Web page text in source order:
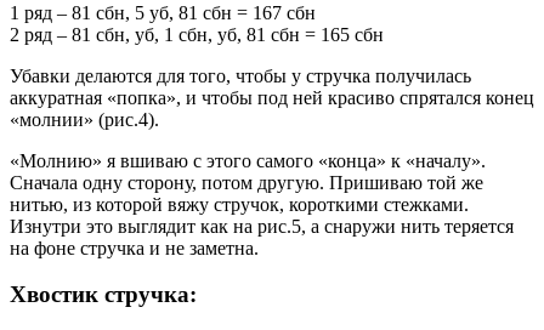
1 ряд – 81 сбн, 5 уб, 81 сбн = 167 сбн
2 ряд – 81 сбн, уб, 1 сбн, уб, 81 сбн = 165 сбн
Убавки делаются для того, чтобы у стручка получилась
аккуратная «попка», и чтобы под ней красиво спрятался конец
«молнии» (рис.4).
«Молнию» я вшиваю с этого самого «конца» к «началу».
Сначала одну сторону, потом другую. Пришиваю той же
нитью, из которой вяжу стручок, короткими стежками.
Изнутри это выглядит как на рис.5, а снаружи нить теряется
на фоне стручка и не заметна.
Хвостик стручка: